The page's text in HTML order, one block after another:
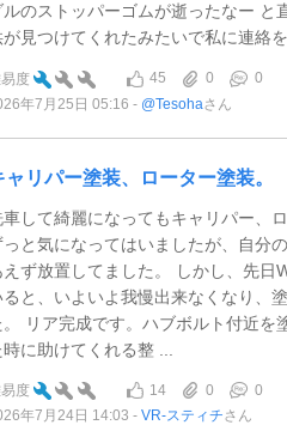
ルのストッパーゴムが逝ったなー と
が見つけてくれたみたいで私に連絡
度 45 0
0
年7月25日 05:16
@Tesohaさん
ャリパー塗装、ローター塗装。
車して綺麗になってもキャリパー、
っと気になってはいましたが、自分
えず放置してました。 しかし、先日
ると、いよいよ我慢出来なくなり、
。 リア完成です。ハブボルト付近を
に助けてくれる整 ...
度 14 0
0
年7月24日 14:03
VR-スティチさん